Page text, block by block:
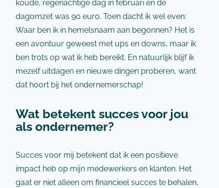
koude, regenachtige dag in februari en de
dagomzet was 90 euro. Toen dacht ik wel even:
Waar ben ik in hemelsnaam aan begonnen? Het is
een avontuur geweest met ups en downs, maar ik
ben trots op wat ik heb bereikt. En natuurlijk blijf ik
mezelf uitdagen en nieuwe dingen proberen, want
dat hoort bij het ondernemerschap!
Wat betekent succes voor jou
als ondernemer?
Succes voor mij betekent dat ik een positieve
impact heb op mijn medewerkers en klanten. Het
gaat er niet alleen om financieel succes te behalen,